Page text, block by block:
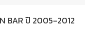
BAR ปี 2005-2012